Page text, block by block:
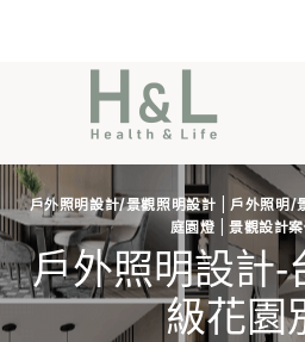
戶外照明設計/景觀照明設計 |戶外照明/
庭園燈 |景觀設計
戶外照明設計-
級花園